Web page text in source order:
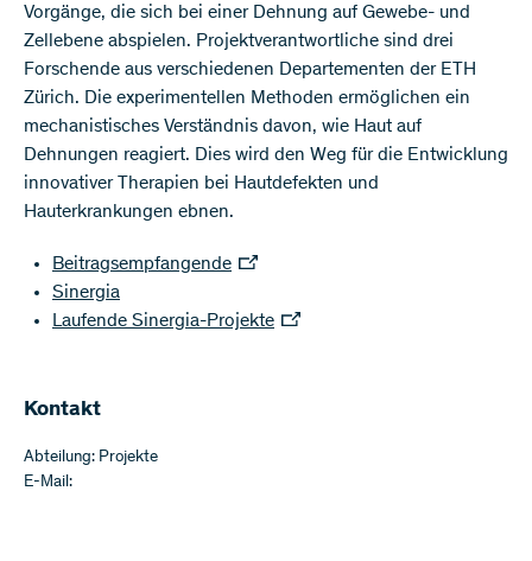
Vorgänge, die sich bei einer Dehnung auf Gewebe- und
Zellebene abspielen. Projektverantwortliche sind drei
Forschende aus verschiedenen Departementen der ETH
Zürich. Die experimentellen Methoden ermöglichen ein
mechanistisches Verständnis davon, wie Haut auf
Dehnungen reagiert. Dies wird den Weg für die Entwicklung
innovativer Therapien bei Hautdefekten und
Hauterkrankungen ebnen.
Beitragsempfangende
Sinergia
Laufende Sinergia-Projekte
Kontakt
Abteilung: Projekte
E-Mail: